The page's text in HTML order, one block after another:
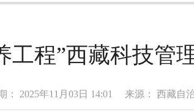
工程”西藏科技管
： 2025年11月03日 14:01 来源： 西藏自